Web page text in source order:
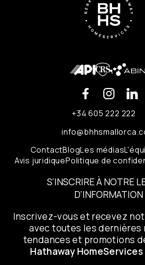
+34 605 222 222
ContactBlogLes médias
Avis juridiquePolitique de
S'INSCRIRE À NOTRE
D'INFORMATION
Inscrivez-vous et recevez
avec toutes les dernières
tendances et promotions
Hathaway